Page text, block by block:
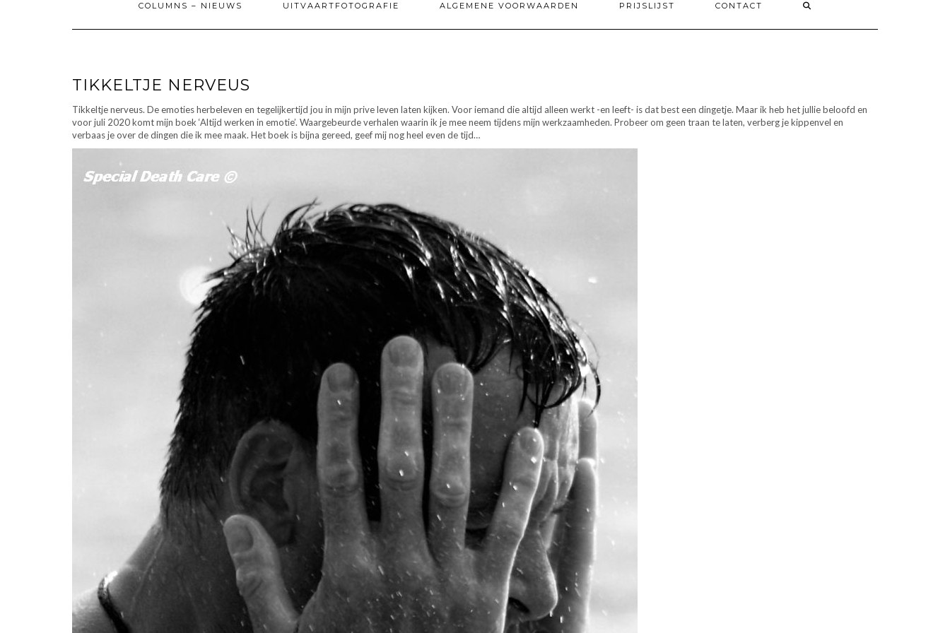
COLUMNS – NIEUWS UITVAARTFOTOGRAFIE ALGEMENE VOORWAARDEN PRIJSLIJST CONTACT
TIKKELTJE NERVEUS
Tikkeltje nerveus. De emoties herbeleven en tegelijkertijd jou in mijn prive leven laten kijken. Voor iemand die altijd alleen werkt -en leeft- is dat best een dingetje. Maar ik heb het jullie beloofd en
voor juli 2020 komt mijn boek ‘Altijd werken in emotie’. Waargebeurde verhalen waarin ik je mee neem tijdens mijn werkzaamheden. Probeer om geen traan te laten, verberg je kippenvel en
verbaas je over de dingen die ik mee maak. Het boek is bijna gereed, geef mij nog heel even de tijd…